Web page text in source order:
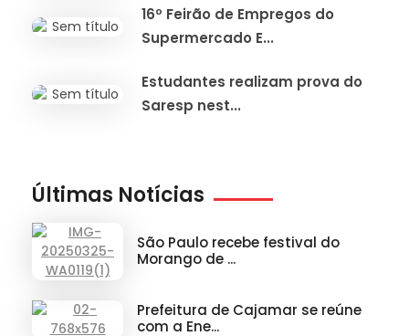
16º Feirão de Empregos do
Supermercado E...
Estudantes realizam prova do
Saresp nest...
Últimas Notícias
São Paulo recebe festival do
Morango de ...
Prefeitura de Cajamar se reúne
com a Ene...